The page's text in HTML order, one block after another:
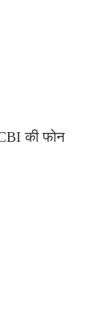
की फोन